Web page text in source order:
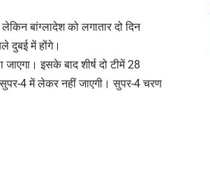
बांग्लादेश को लगातार दो दिन
दुबई में होंगे।
इसके बाद शीर्ष दो टीमें 28
4 में लेकर नहीं जाएगी। सुपर-4 चरण